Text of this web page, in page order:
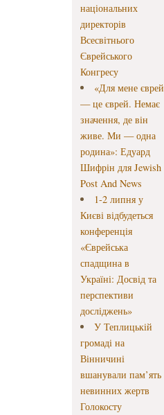
національних
директорів
Всесвітнього
Єврейського
Конгресу
«Для мене єврей
— це єврей. Немає
значення, де він
живе. Ми — одна
родина»: Едуард
Шифрін для Jewish
Post And News
1-2 липня у
Києві відбудеться
конференція
«Єврейська
спадщина в
Україні: Досвід та
перспективи
досліджень»
У Теплицькій
громаді на
Вінничині
вшанували пам’ять
невинних жертв
Голокосту